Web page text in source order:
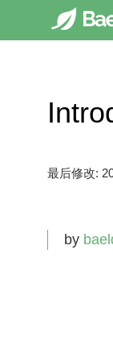
最后修改:
by